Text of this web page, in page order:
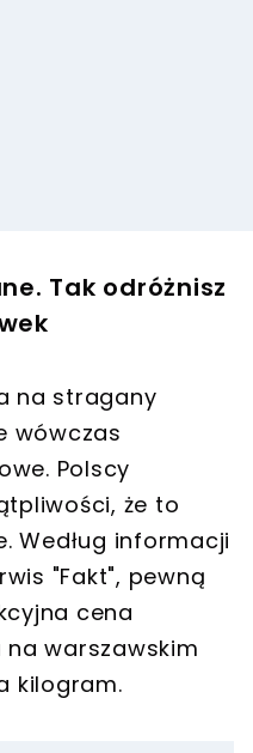
Tak odróżnisz
na stragany
wówczas
Polscy
że to
Według informacji
"Fakt", pewną
cena
na warszawskim
kilogram.